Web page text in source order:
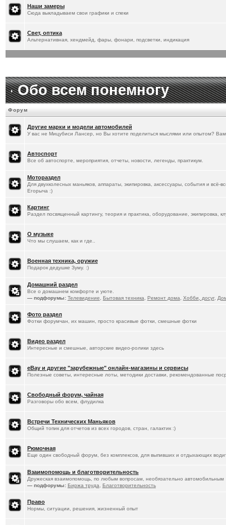
[20.1.2026]Titus:
Наши замеры
Сюда выкладываем свои графики и спеки
Свет, оптика
Альтернативная, хендмейд, фары, фонари, подсветки, индикация
Обо всем понемногу
Форум
Другие марки и модели автомобилей
У вас не Мицубиси Лансер, но Вы хотите поделиться мыслями или опытом?
Автоспорт
Все об автоспорте, мероприятия, отчеты, новости, легенды, практикум.
Мотораздел
Для двухколесных маньяков, аппараты, экипировка, аксессуары, события и всё-
Егорыча :)
Картинг
Раздел посвященный картингу, теория и практика, оборудование, экипировка,
О музыке
Что мы слушаем, как и где..
Военная техника, оружие
Подарок дедушке Зуму. :)
Домашний раздел
Все о домашнем комфорте и уюте.
— подфорумы: Телевидение Бытовая техника Ремонт дома Хобби, досуг,
Фото раздел
Фотки форумчан, их машин, просто красивые фотки, смешные фотки
Видео раздел
Интересные и смешные, авторские видео-ролики здесь
eBay и другие "зарубежные" онлайн-магазины и сервисы
Полезные советы, интересные лоты, методики доставки, рекомендованные
Свободный форум, чайная
Разговоры обо всем, флудилка
Встречи Технических Маньяков
Общий топик для отчетов из всех городов, стран, галактик :)
Рюмочная
Еще один свободный форум, без комплексов, для выпивших и отдыхающих
Взаимопомощь и благотворительность
Дружеская взаимопомощь, по любым вопросам, необязательно автомобильным
— подфорумы: Биржа труда Благотворительность
Право
Нормы, ситуации, решения, жизненный опыт